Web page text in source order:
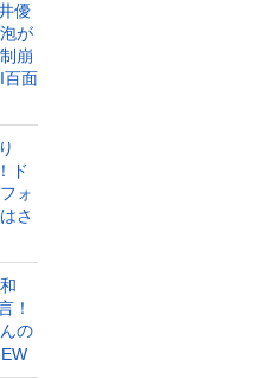
優
が
崩
百面
ド
ォ
さ
！
の